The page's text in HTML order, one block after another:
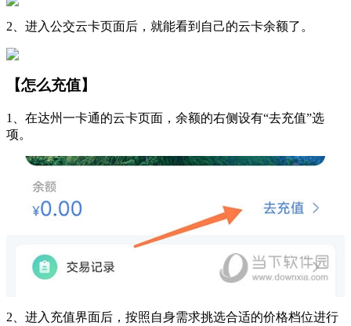
2、进入公交云卡页面后，就能看到自己的云卡余额了。
【怎么充值】
1、在达州一卡通的云卡页面，余额的右侧设有“去充值”选
项。
2、进入充值界面后，按照自身需求挑选合适的价格档位进行